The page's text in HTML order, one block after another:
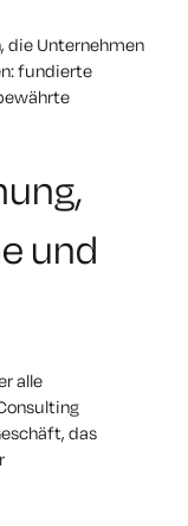
die Unternehmen
fundierte
und
alle
das